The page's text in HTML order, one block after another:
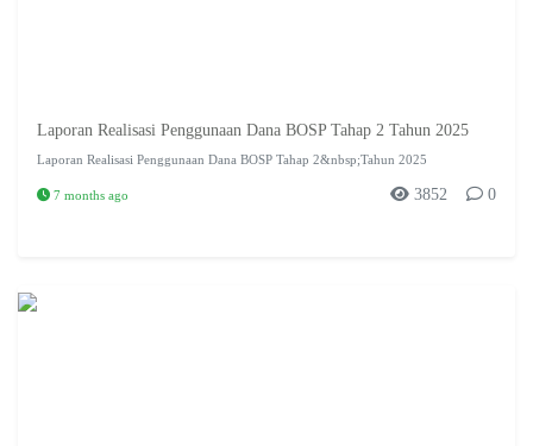
Laporan Realisasi Penggunaan Dana BOSP Tahap 2 Tahun 2025
Laporan Realisasi Penggunaan Dana BOSP Tahap 2&nbsp;Tahun 2025
7 months ago 0
3852